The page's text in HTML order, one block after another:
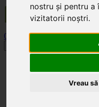
nostru și pentru a
vizitatorii noștri.
Vreau
0
Categorii